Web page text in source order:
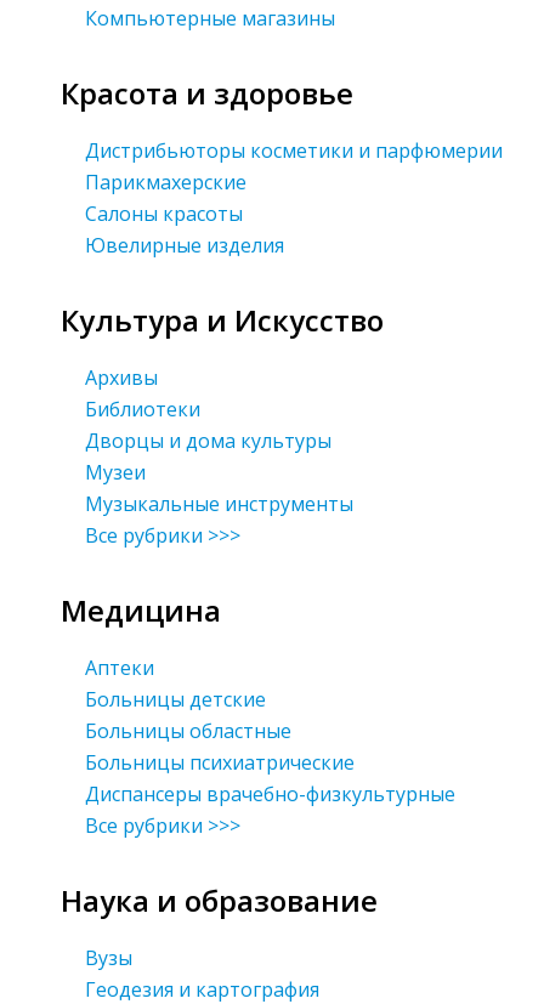
Компьютерные магазины
Красота и здоровье
Дистрибьюторы косметики и парфюмерии
Парикмахерские
Салоны красоты
Ювелирные изделия
Культура и Искусство
Архивы
Библиотеки
Дворцы и дома культуры
Музеи
Музыкальные инструменты
Все рубрики >>>
Медицина
Аптеки
Больницы детские
Больницы областные
Больницы психиатрические
Диспансеры врачебно-физкультурные
Все рубрики >>>
Наука и образование
Вузы
Геодезия и картография